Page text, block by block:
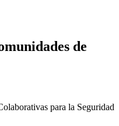
de
para la Seguridad